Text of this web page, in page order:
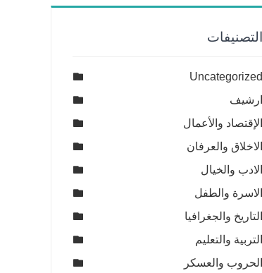
التصنيفات
Uncategorized
ارشيف
الإقتصاد والأعمال
الاخلاق والعرفان
الادب والخيال
الاسرة والطفل
التاريخ والجغرافيا
التربية والتعليم
الحروب والعسكر